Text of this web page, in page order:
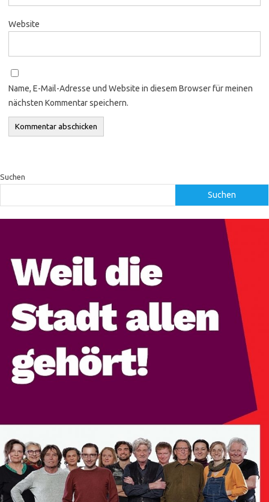
Website
Name, E-Mail-Adresse und Website in diesem Browser für meinen
nächsten Kommentar speichern.
Suchen
Suchen